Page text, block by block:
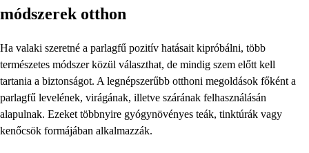
módszerek otthon
Ha valaki szeretné a parlagfű pozitív hatásait kipróbálni, több
természetes módszer közül választhat, de mindig szem előtt kell
tartania a biztonságot. A legnépszerűbb otthoni megoldások főként a
parlagfű levelének, virágának, illetve szárának felhasználásán
alapulnak. Ezeket többnyire gyógynövényes teák, tinktúrák vagy
kenőcsök formájában alkalmazzák.